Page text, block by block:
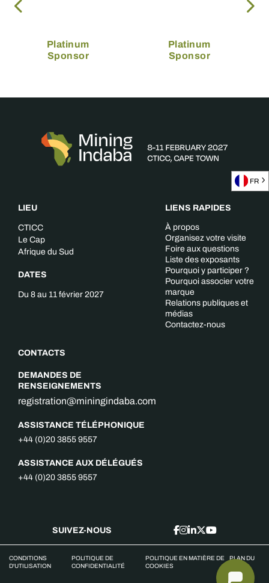
Platinum
Sponsor
Platinum
Sponsor
LIEU
CTICC
Le Cap
Afrique du Sud
DATES
Du 8 au 11 février 2027
CONTACTS
DEMANDES DE
RENSEIGNEMENTS
registration@miningindaba.com
ASSISTANCE TÉLÉPHONIQUE
+44 (0)20 3855 9557
ASSISTANCE AUX DÉLÉGUÉS
+44 (0)20 3855 9557
LIENS RAPIDES
À propos
Organisez votre visite
Foire aux questions
Liste des exposants
Pourquoi y participer ?
Pourquoi associer votre
marque
Relations publiques et
médias
Contactez-nous
SUIVEZ-NOUS
CONDITIONS
D'UTILISATION
POLITIQUE DE
CONFIDENTIALITÉ
POLITIQUE EN MATIÈRE DE
COOKIES
PLAN DU
FR